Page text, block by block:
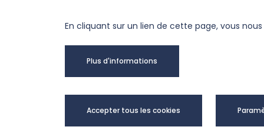
Chemin du Thil
+33 3 22 82 72 72
En cliquant sur un lien de cette page, vous
Plus d'informations
Accepter tous les cookies